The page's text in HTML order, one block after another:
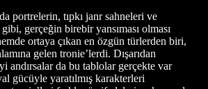
portrelerin, tıpkı janr sahneleri ve
gerçeğin birebir yansıması olması
ortaya çıkan en özgün türlerden biri,
gelen tronie’lerdi. Dışarıdan
andırsalar da bu tablolar gerçekte var
gücüyle yaratılmış karakterleri